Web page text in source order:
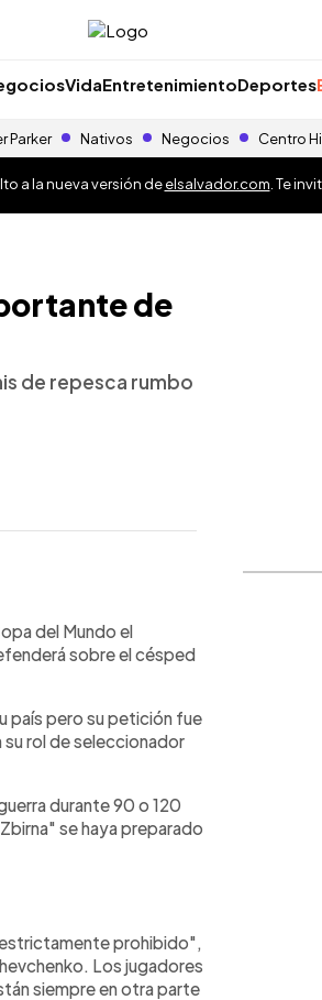
VidaEntretenimientoDeportes
Parker Nativos Negocios Centro
a la nueva versión deelsalvador.com . Te
de
de repesca rumbo
del Mundo el
sobre el césped
país pero su petición fue
su rol de seleccionador
durante 90 o 120
se haya preparado
prohibido",
Los jugadores
siempre en otra parte